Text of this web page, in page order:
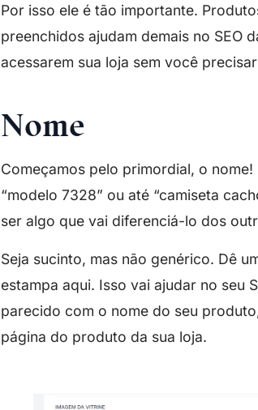
Por isso ele é tão importante.
preenchidos ajudam demais no SEO
acessarem sua loja sem você
Nome
Começamos pelo primordial, o
“modelo 7328” ou até “camiseta
ser algo que vai diferenciá-lo dos
Seja sucinto, mas não genérico. Dê
estampa aqui. Isso vai ajudar no seu
parecido com o nome do seu
página do produto da sua loja.